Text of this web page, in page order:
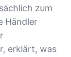
zum
Händler
erklärt, was